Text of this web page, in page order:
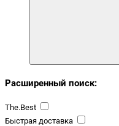
Расширенный поиск:
The.Best
Быстрая доставка